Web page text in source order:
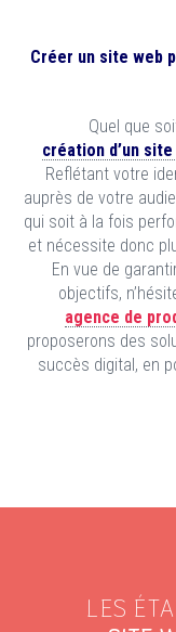
Créer un site web
Quel que
création d’un
Reflétant votre
auprès de votre
qui soit à la fois
et nécessite donc
En vue de
objectifs,
agence de
proposerons des
succès digital, en
LES